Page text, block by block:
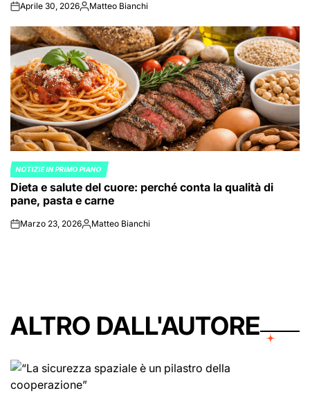
onAprile 30, 2026Posted
Matteo Bianchi
POSTED
IN
NOTIZIE IN PRIMO PIANO
Dieta e salute del cuore: perché conta la qualità di
pane, pasta e carne
onMarzo 23, 2026Posted
Matteo Bianchi
ALTRO DALL'AUTORE